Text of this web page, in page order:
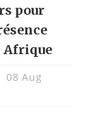
pour
Afrique
08 Aug